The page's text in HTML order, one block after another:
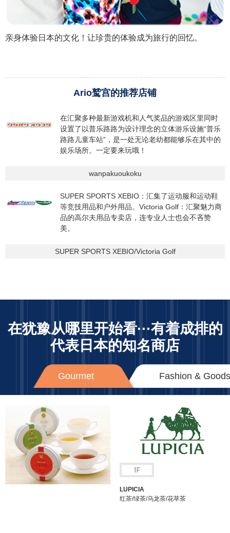
亲身体验日本的文化！让珍贵的体验成为旅行的回忆。
Ario鹫宫的推荐店铺
在汇聚多种最新游戏机和人气奖品的游戏区里同时
设置了以普乐路路为设计理念的立体游乐设施“普乐
路路儿童车站”，是一处无论老幼都能够乐在其中的
娱乐场所。一定要来玩哦！
wanpakuoukoku
SUPER SPORTS XEBIO：汇集了运动服和运动鞋
等竞技用品和户外用品。Victoria Golf：汇聚魅力商
品的高尔夫用品专卖店，连专业人士也会不吝赞
美。
SUPER SPORTS XEBIO/Victoria Golf
在犹豫从哪里开始看···有着成排的
代表日本的知名商店
Gourmet Fashion & Goods
LUPICIA
红茶/绿茶/乌龙茶/花草茶